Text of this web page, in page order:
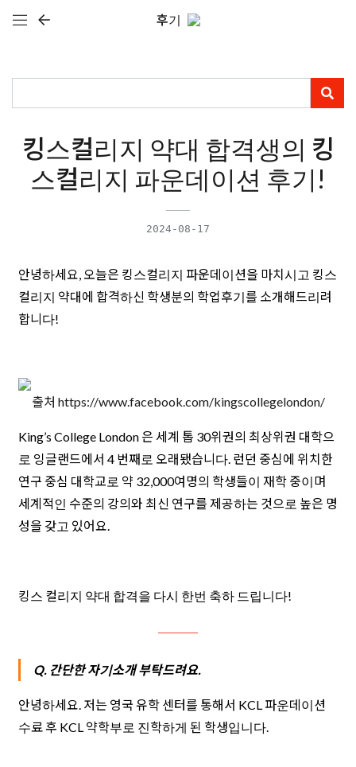
후기
킹스컬리지 약대 합격생의 킹
스컬리지 파운데이션 후기!
2024-08-17
안녕하세요, 오늘은 킹스컬리지 파운데이션을 마치시고 킹스
컬리지 약대에 합격하신 학생분의 학업후기를 소개해드리려
합니다!
출처 https://www.facebook.com/kingscollegelondon/
King’s College London 은 세계 톱 30위권의 최상위권 대학으
로 잉글랜드에서 4 번째로 오래됐습니다. 런던 중심에 위치한
연구 중심 대학교로 약 32,000여명의 학생들이 재학 중이며
세계적인 수준의 강의와 최신 연구를 제공하는 것으로 높은 명
성을 갖고 있어요.
​킹스 컬리지 약대 합격을 다시 한번 축하 드립니다!
Q. 간단한 자기소개 부탁드려요.
안녕하세요. 저는 영국 유학 센터를 통해서 KCL 파운데이션
수료 후 KCL 약학부로 진학하게 된 학생입니다.